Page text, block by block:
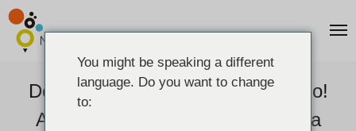
De hecho, ¡puede hacerlos a mano!
Aprenda a hacer anillos de plata a
You might be speaking a different
language. Do you want to change
to: